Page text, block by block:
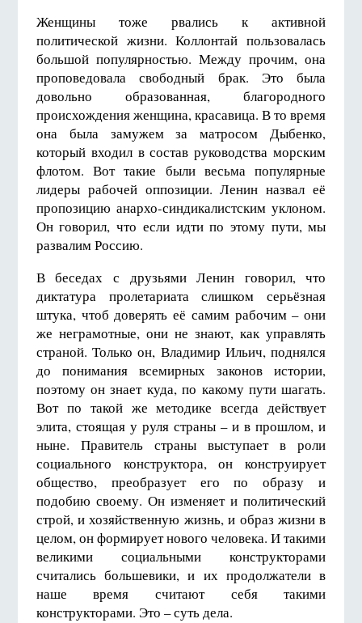
Женщины тоже рвались к активной
политической жизни. Коллонтай пользовалась
большой популярностью. Между прочим, она
проповедовала свободный брак. Это была
довольно образованная, благородного
происхождения женщина, красавица. В то время
она была замужем за матросом Дыбенко,
который входил в состав руководства морским
флотом. Вот такие были весьма популярные
лидеры рабочей оппозиции. Ленин назвал её
пропозицию анархо-синдикалистским уклоном.
Он говорил, что если идти по этому пути, мы
развалим Россию.
В беседах с друзьями Ленин говорил, что
диктатура пролетариата слишком серьёзная
штука, чтоб доверять её самим рабочим – они
же неграмотные, они не знают, как управлять
страной. Только он, Владимир Ильич, поднялся
до понимания всемирных законов истории,
поэтому он знает куда, по какому пути шагать.
Вот по такой же методике всегда действует
элита, стоящая у руля страны – и в прошлом, и
ныне. Правитель страны выступает в роли
социального конструктора, он конструирует
общество, преобразует его по образу и
подобию своему. Он изменяет и политический
строй, и хозяйственную жизнь, и образ жизни в
целом, он формирует нового человека. И такими
великими социальными конструкторами
считались большевики, и их продолжатели в
наше время считают себя такими
конструкторами. Это – суть дела.